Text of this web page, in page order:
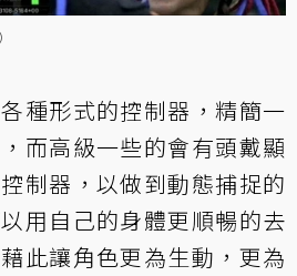
種形式的控制器，精簡一
而高級一些的會有頭戴顯
制器，以做到動態捕捉的
用自己的身體更順暢的去
此讓角色更為生動，更為